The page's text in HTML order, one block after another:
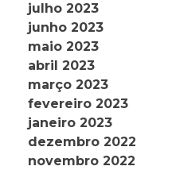
julho 2023
junho 2023
maio 2023
abril 2023
março 2023
fevereiro 2023
janeiro 2023
dezembro 2022
novembro 2022